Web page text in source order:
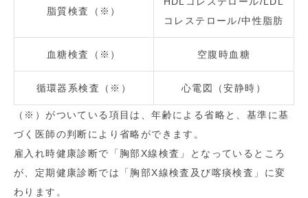
脂質検査（※）
コレステロール/中性脂肪
血糖検査（※） 空腹時血糖
循環器系検査（※） 心電図（安静時）
（※）がついている項目は、年齢による省略と、基準に基
づく医師の判断により省略ができます。
雇入れ時健康診断で「胸部X線検査」となっているところ
が、定期健康診断では「胸部X線検査及び喀痰検査」に変
わります。